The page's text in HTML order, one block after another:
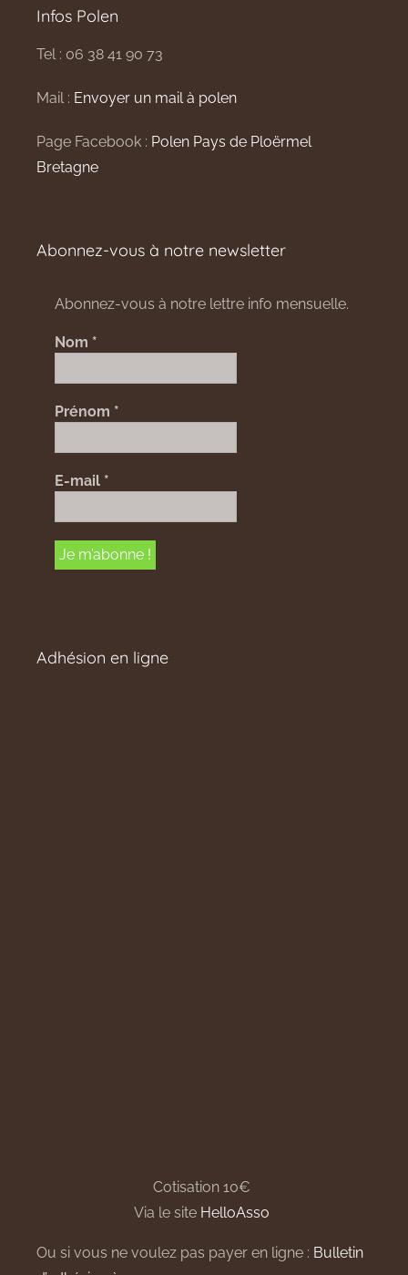
Infos Polen
Tel : 06 38 41 90 73
Mail : Envoyer un mail à polen
Page Facebook : Polen Pays de Ploërmel
Bretagne
Abonnez-vous à notre newsletter
Abonnez-vous à notre lettre info mensuelle.
Nom *
Prénom *
E-mail *
Adhésion en ligne
Cotisation 10€
Via le site HelloAsso
Ou si vous ne voulez pas payer en ligne : Bulletin